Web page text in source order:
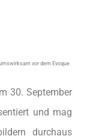
vor dem Evoque
30. September
und mag
durchaus